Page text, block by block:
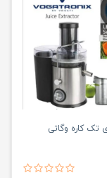
تک کاره وگاتی